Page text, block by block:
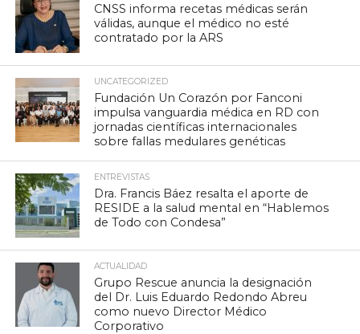
CNSS informa recetas médicas serán
válidas, aunque el médico no esté
contratado por la ARS
UNCATEGORIZED
Fundación Un Corazón por Fanconi
impulsa vanguardia médica en RD con
jornadas científicas internacionales
sobre fallas medulares genéticas
ENTREVISTAS
Dra. Francis Báez resalta el aporte de
RESIDE a la salud mental en “Hablemos
de Todo con Condesa”
ACTUALIDAD
Grupo Rescue anuncia la designación
del Dr. Luis Eduardo Redondo Abreu
como nuevo Director Médico
Corporativo